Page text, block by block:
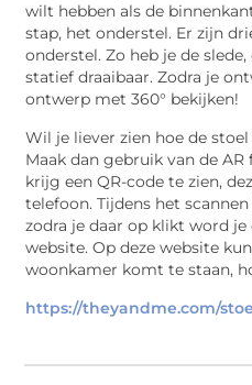
wilt hebben als de
stap, het onderstel. Er zijn
onderstel. Zo heb je de
statief draaibaar. Zodra je
ontwerp met 360° bekijken!
Wil je liever zien hoe de
Maak dan gebruik van de
krijg een QR-code te zien,
telefoon. Tijdens het
zodra je daar op klikt word
website. Op deze website
woonkamer komt te staan,
https://theyandme.com/